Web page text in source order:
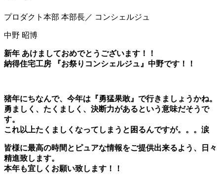
プロダクト本部 本部長／ コンシェルジュ
中野 昭博
新年 あけましておめでとうございます！！
納得住宅工房 『お祭りコンシェルジュ』中野です！！
猪年にちなんで、今年は『勇猛果敢』で行きましょうかね。
勇ましく、たくましく、決断力があるという意味だそうで
す。
これ以上たくましくなってしまうと困るんですが。。。涙
皆様に最高の時間とピュアな情報をご提供出来るよう、日々
精進致します。
本年も宜しくお願い致します！！